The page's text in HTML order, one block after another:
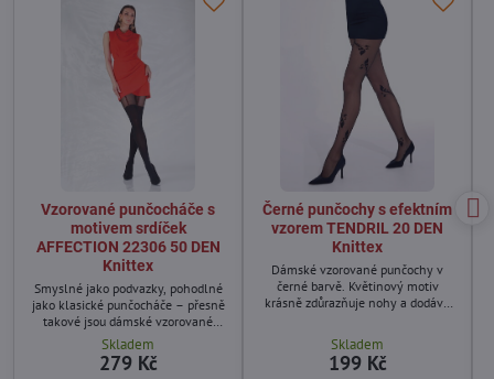
Vzorované punčocháče s
motivem srdíček
AFFECTION 22306 50 DEN
Knittex
Smyslné jako podvazky, pohodlné
jako klasické punčocháče – přesně
takové jsou dámské vzorované
punčocháče AFFECTION od značky
Knittex.
Skladem
279 Kč
Černé punčochy s efektním
vzorem TENDRIL 20 DEN
Knittex
Dámské vzorované punčochy v
černé barvě. Květinový motiv
krásně zdůrazňuje nohy a dodává
klasickým malým černým šatům,
jakož ik vzdušným šatům nebo
oversized tunice.
Skladem
199 Kč